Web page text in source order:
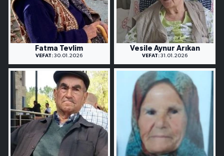
Fatma Tevlim
VEFAT: 30.01.2026
Vesile Aynur Arıkan
VEFAT: 31.01.2026